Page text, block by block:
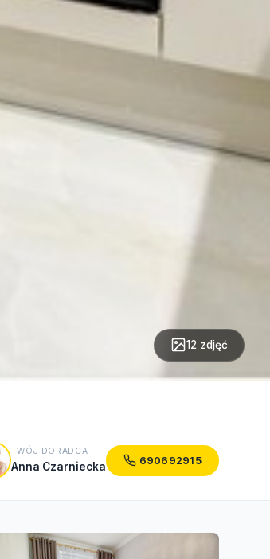
12 zdjęć
TWÓJ DORADCA
Anna Czarniecka 690692915